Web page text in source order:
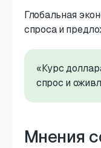
Глобальная
спроса и
«Курс
спрос и
Мнения